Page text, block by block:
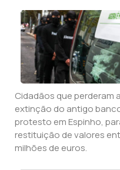
Cidadãos que perderam
extinção do antigo
protesto em Espinho,
restituição de valores
milhões de euros.